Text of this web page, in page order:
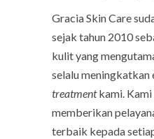
Gracia Skin Care
sejak tahun 2010
kulit yang
selalu
treatmentkami.
memberikan
terbaik kepada